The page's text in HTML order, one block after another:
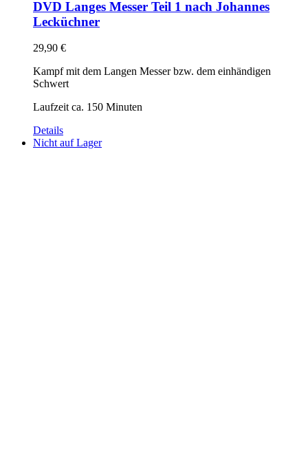
DVD Langes Messer Teil 1 nach Johannes
Lecküchner
29,90 €
Kampf mit dem Langen Messer bzw. dem einhändigen
Schwert
Laufzeit ca. 150 Minuten
Details
Nicht auf Lager